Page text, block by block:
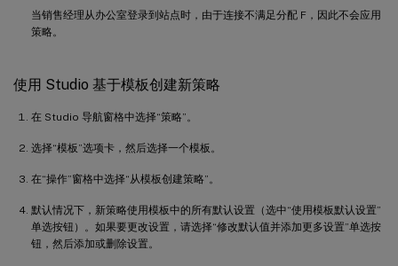
当销售经理从办公室登录到站点时，由于连接不满足分配 F，因此不会应用
策略。
使用 Studio 基于模板创建新策略
在 Studio 导航窗格中选择“策略”。
选择“模板”选项卡，然后选择一个模板。
在“操作”窗格中选择“从模板创建策略”。
默认情况下，新策略使用模板中的所有默认设置（选中“使用模板默认设置”
单选按钮）。如果要更改设置，请选择“修改默认值并添加更多设置”单选按
钮，然后添加或删除设置。